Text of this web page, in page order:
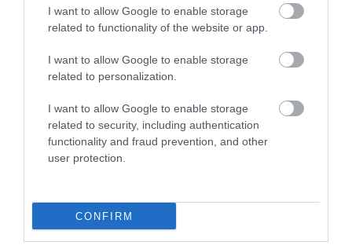
I want to allow Google to enable storage
related to functionality of the website or app.
I want to allow Google to enable storage
related to personalization.
I want to allow Google to enable storage
related to security, including authentication
functionality and fraud prevention, and other
user protection.
CONFIRM
Vida Viktor
2016. Május 15.
bőven ☺️
Ábrahám János
legolcsóbb cukrászdája,
semmi cicoma, semmi giccs,
kell a helyeket. Hagyományos
és Paleo édességek